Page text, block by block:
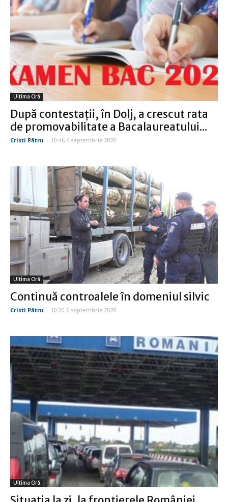
Ultima Oră
După contestaţii, în Dolj, a crescut rata
de promovabilitate a Bacalaureatului...
Cristi Pătru - 10:46 6 septembrie 2020
Ultima Oră
Continuă controalele în domeniul silvic
Cristi Pătru - 10:20 6 septembrie 2020
Ultima Oră